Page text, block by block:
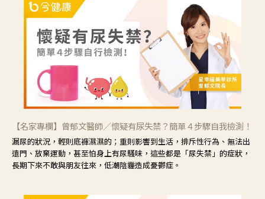
【名家專欄】曾郁文醫師／懷疑有尿失禁？簡單４步驟自我檢測！
漏尿的狀況，輕則底褲濕濕的；重則影響到生活，排斥性行為、無法出
遠門、放棄運動，甚至怕身上有尿騷味，這些都是「尿失禁」的症狀，
長期下來不敢與朋友往來，低潮陰霾造成憂鬱症。